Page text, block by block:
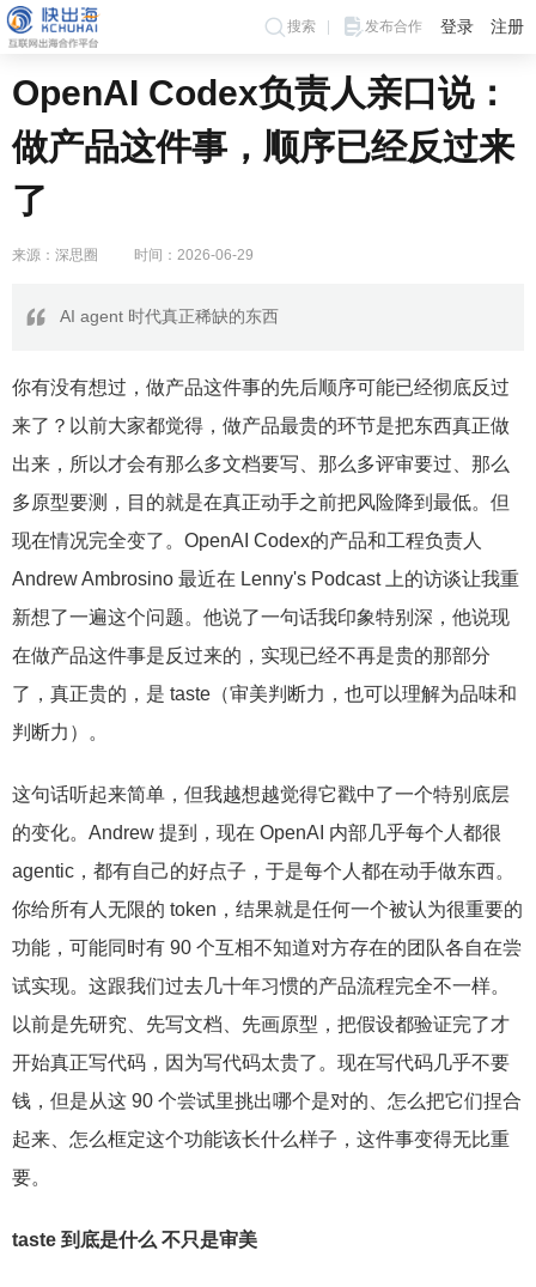
搜索 发布合作 登录 注册
OpenAI Codex负责人亲口说：
做产品这件事，顺序已经反过来
了
来源：深思圈 时间：2026-06-29
AI agent 时代真正稀缺的东西
你有没有想过，做产品这件事的先后顺序可能已经彻底反过
来了？以前大家都觉得，做产品最贵的环节是把东西真正做
出来，所以才会有那么多文档要写、那么多评审要过、那么
多原型要测，目的就是在真正动手之前把风险降到最低。但
现在情况完全变了。OpenAI Codex的产品和工程负责人
Andrew Ambrosino 最近在 Lenny's Podcast 上的访谈让我重
新想了一遍这个问题。他说了一句话我印象特别深，他说现
在做产品这件事是反过来的，实现已经不再是贵的那部分
了，真正贵的，是 taste（审美判断力，也可以理解为品味和
判断力）。
这句话听起来简单，但我越想越觉得它戳中了一个特别底层
的变化。Andrew 提到，现在 OpenAI 内部几乎每个人都很
agentic，都有自己的好点子，于是每个人都在动手做东西。
你给所有人无限的 token，结果就是任何一个被认为很重要的
功能，可能同时有 90 个互相不知道对方存在的团队各自在尝
试实现。这跟我们过去几十年习惯的产品流程完全不一样。
以前是先研究、先写文档、先画原型，把假设都验证完了才
开始真正写代码，因为写代码太贵了。现在写代码几乎不要
钱，但是从这 90 个尝试里挑出哪个是对的、怎么把它们捏合
起来、怎么框定这个功能该长什么样子，这件事变得无比重
要。
taste 到底是什么 不只是审美